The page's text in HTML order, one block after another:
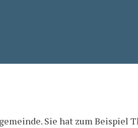
Sie hat zum Beispiel